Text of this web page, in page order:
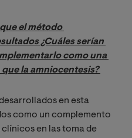
el método
¿Cuáles serían
como una
la amniocentesis?
en esta
como un complemento
en las toma de